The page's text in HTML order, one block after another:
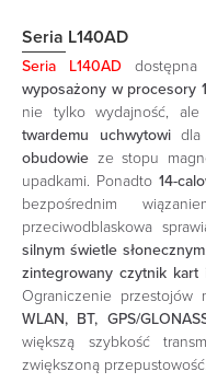
Seria L140AD
Seria L140AD
wyposażony w procesory
nie tylko wydajność, ale
twardemu uchwytowidla
obudowie ze stopu
upadkami. Ponadto14-
bezpośrednim
przeciwodblaskowa
silnym świetle słonecznym
zintegrowany czytnik kart
Ograniczenie przestojów
WLAN, BT, GPS/
większą szybkość
zwiększoną przepustowość.